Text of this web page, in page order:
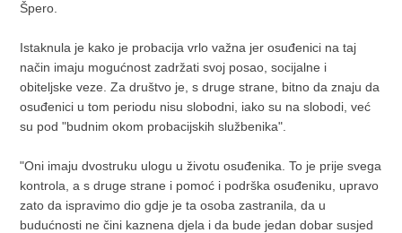
Špero.
Istaknula je kako je probacija vrlo važna jer osuđenici na taj
način imaju mogućnost zadržati svoj posao, socijalne i
obiteljske veze. Za društvo je, s druge strane, bitno da znaju da
osuđenici u tom periodu nisu slobodni, iako su na slobodi, već
su pod "budnim okom probacijskih službenika".
"Oni imaju dvostruku ulogu u životu osuđenika. To je prije svega
kontrola, a s druge strane i pomoć i podrška osuđeniku, upravo
zato da ispravimo dio gdje je ta osoba zastranila, da u
budućnosti ne čini kaznena djela i da bude jedan dobar susjed